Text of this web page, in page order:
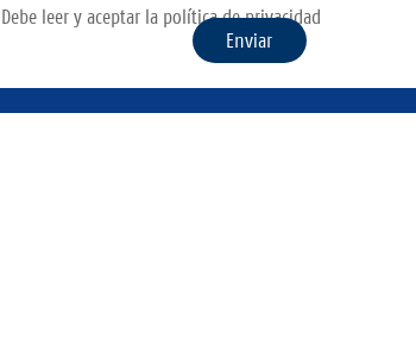
Debe leer y aceptar la política de privacidad
Enviar